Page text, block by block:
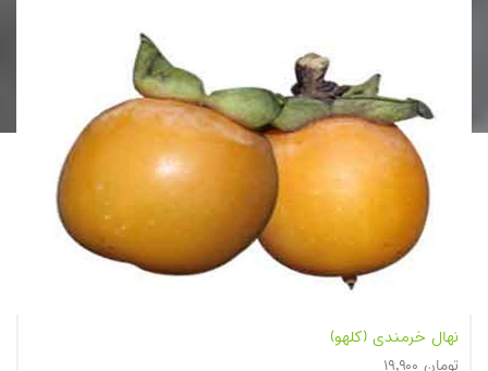
نهال هلو آلبرتا دیررس
۳۲,۹۰۰ تومان